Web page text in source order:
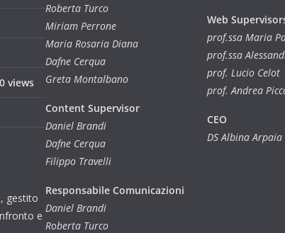
views
gestito
e
Roberta Turco
Miriam Perrone
Maria Rosaria Diana
Dafne Cerqua
Greta Montalbano
Content Supervisor
Daniel Brandi
Dafne Cerqua
Filippo Travelli
Responsabile Comunicazioni
Daniel Brandi
Roberta Turco
Web
prof.ssa Maria
prof.ssa
prof. Lucio Celot
prof. Andrea
CEO
DS Albina Arpaia